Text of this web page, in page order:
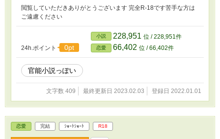
閲覧していただきありがとうございます 完全R-18です苦手な方は
ご遠慮ください
24h.ポイント 0pt
小説 228,951 位 / 228,951件
恋愛 66,402 位 / 66,402件
官能小説っぽい
文字数 409 最終更新日 2023.02.03 登録日 2022.01.01
恋愛 完結 ｼｮｰﾄｼｮｰﾄ R18